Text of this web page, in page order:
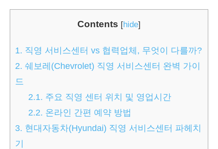
Contents [hide]
1. 직영 서비스센터 vs 협력업체, 무엇이 다를까?
2. 쉐보레(Chevrolet) 직영 서비스센터 완벽 가이
드
2.1. 주요 직영 센터 위치 및 영업시간
2.2. 온라인 간편 예약 방법
3. 현대자동차(Hyundai) 직영 서비스센터 파헤치
기